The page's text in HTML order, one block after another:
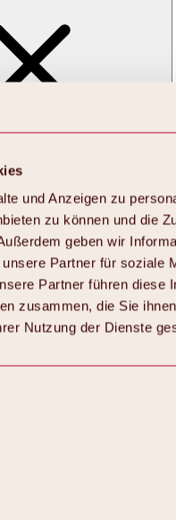
und Anzeigen zu
zu können und die
geben wir
Partner für soziale
Partner führen diese
zusammen, die Sie
Nutzung der Dienste